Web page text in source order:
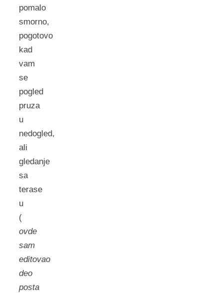
pomalo
smorno,
pogotovo
kad
vam
se
pogled
pruza
u
nedogled,
ali
gledanje
sa
terase
u
(
ovde
sam
editovao
deo
posta